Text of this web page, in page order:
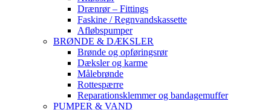
Drænrør – Fittings
Faskine / Regnvandskassette
Afløbspumper
BRØNDE & DÆKSLER
Brønde og opføringsrør
Dæksler og karme
Målebrønde
Rottespærre
Reparationsklemmer og bandagemuffer
PUMPER & VAND